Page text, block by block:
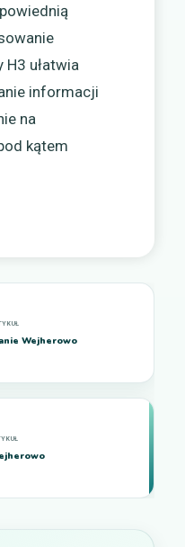
H3 ułatwia
informacji
na
kątem
Wejherowo